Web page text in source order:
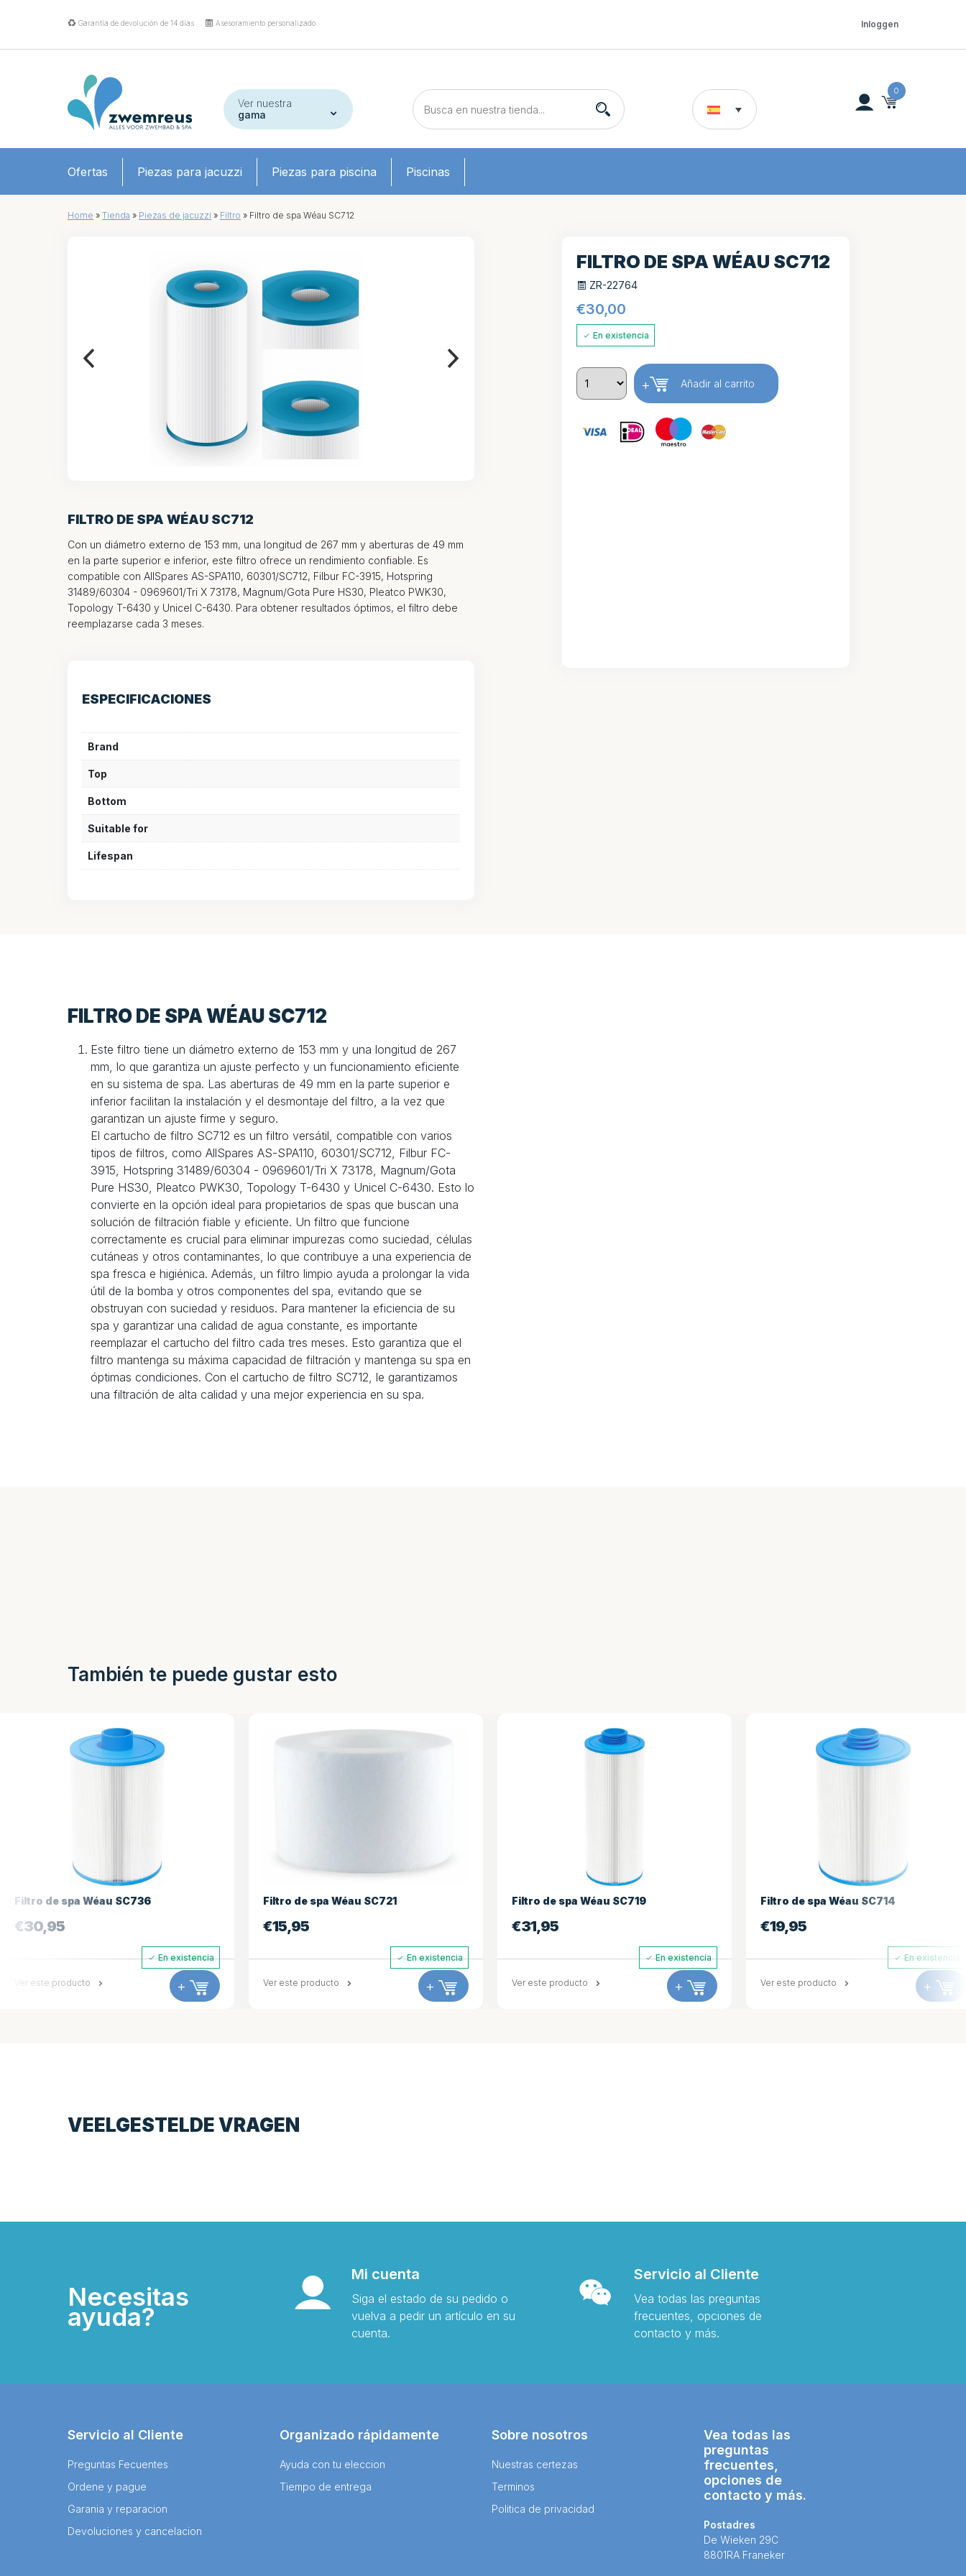
Garantía de devolución de 14 días Asesoramiento personalizado Inloggen
Ver nuestra
gama
0
Ofertas Piezas para jacuzzi Piezas para piscina Piscinas
Home » Tienda » Piezas de jacuzzi » Filtro » Filtro de spa Wéau SC712
FILTRO DE SPA WÉAU SC712
Con un diámetro externo de 153 mm, una longitud de 267 mm y aberturas de 49 mm
en la parte superior e inferior, este filtro ofrece un rendimiento confiable. Es
compatible con AllSpares AS-SPA110, 60301/SC712, Filbur FC-3915, Hotspring
31489/60304 - 0969601/Tri X 73178, Magnum/Gota Pure HS30, Pleatco PWK30,
Topology T-6430 y Unicel C-6430. Para obtener resultados óptimos, el filtro debe
reemplazarse cada 3 meses.
ESPECIFICACIONES
Brand
Top
Bottom
Suitable for
Lifespan
FILTRO DE SPA WÉAU SC712
ZR-22764
€30,00
En existencia
+ Añadir al carrito
FILTRO DE SPA WÉAU SC712
Este filtro tiene un diámetro externo de 153 mm y una longitud de 267
mm, lo que garantiza un ajuste perfecto y un funcionamiento eficiente
en su sistema de spa. Las aberturas de 49 mm en la parte superior e
inferior facilitan la instalación y el desmontaje del filtro, a la vez que
garantizan un ajuste firme y seguro.
El cartucho de filtro SC712 es un filtro versátil, compatible con varios
tipos de filtros, como AllSpares AS-SPA110, 60301/SC712, Filbur FC-
3915, Hotspring 31489/60304 - 0969601/Tri X 73178, Magnum/Gota
Pure HS30, Pleatco PWK30, Topology T-6430 y Unicel C-6430. Esto lo
convierte en la opción ideal para propietarios de spas que buscan una
solución de filtración fiable y eficiente. Un filtro que funcione
correctamente es crucial para eliminar impurezas como suciedad, células
cutáneas y otros contaminantes, lo que contribuye a una experiencia de
spa fresca e higiénica. Además, un filtro limpio ayuda a prolongar la vida
útil de la bomba y otros componentes del spa, evitando que se
obstruyan con suciedad y residuos. Para mantener la eficiencia de su
spa y garantizar una calidad de agua constante, es importante
reemplazar el cartucho del filtro cada tres meses. Esto garantiza que el
filtro mantenga su máxima capacidad de filtración y mantenga su spa en
óptimas condiciones. Con el cartucho de filtro SC712, le garantizamos
una filtración de alta calidad y una mejor experiencia en su spa.
También te puede gustar esto
de spa Wéau SC736
En existencia
este producto
Filtro de spa Wéau SC721
15,95
En existencia
Ver este producto
Filtro de spa Wéau SC719
31,95
En existencia
Ver este producto
Filtro de spa Wéau SC714
19,95
En existencia
Ver este producto
VEELGESTELDE VRAGEN
Necesitas
ayuda?
Mi cuenta
Siga el estado de su pedido o
vuelva a pedir un artículo en su
cuenta.
Servicio al Cliente
Vea todas las preguntas
frecuentes, opciones de
contacto y más.
Servicio al Cliente
Preguntas Fecuentes
Ordene y pague
Garania y reparacion
Devoluciones y cancelacion
Organizado rápidamente
Ayuda con tu eleccion
Tiempo de entrega
Sobre nosotros
Nuestras certezas
Terminos
Politica de privacidad
Vea todas las
preguntas
frecuentes,
opciones de
contacto y más.
Postadres
De Wieken 29C
8801RA Franeker